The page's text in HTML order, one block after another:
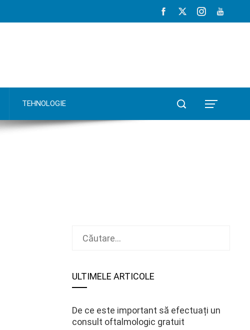
TEHNOLOGIE
ULTIMELE ARTICOLE
De ce este important să efectuați un
consult oftalmologic gratuit